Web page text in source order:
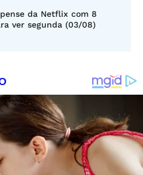
da Netflix com 8
ver segunda (03/08)